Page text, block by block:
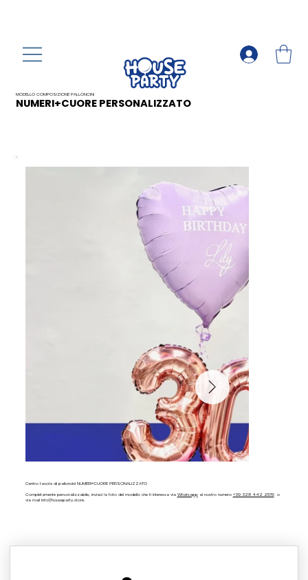
MODELLO COMPOSIZIONE PALLONCINI
NUMERI+CUORE PERSONALIZZATO
Centro tavola di palloncini NUMERI+CUORE PERSONALIZZATO
Completamente personalizzabile, inviaci la foto del modello che ti interessa via Whatsappal nostro numero +39 328 442 2576o
via mail info@houseparty.store.